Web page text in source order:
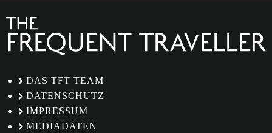
DAS TFT TEAM
DATENSCHUTZ
IMPRESSUM
MEDIADATEN